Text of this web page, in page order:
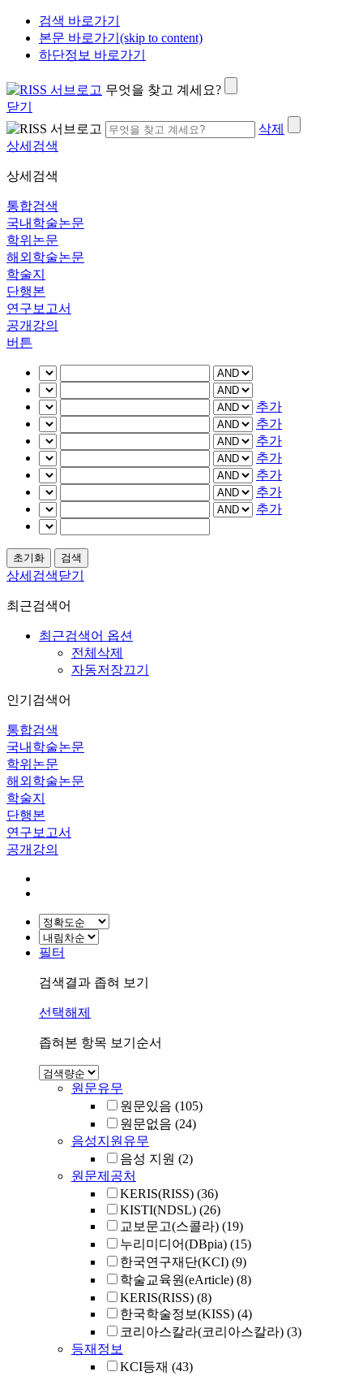
검색 바로가기
본문 바로가기(skip to content)
하단정보 바로가기
무엇을 찾고 계세요?
닫기
삭제
상세검색
상세검색
통합검색
국내학술논문
학위논문
해외학술논문
학술지
단행본
연구보고서
공개강의
버튼
추가
추가
추가
추가
추가
추가
추가
상세검색닫기
최근검색어
최근검색어 옵션
전체삭제
자동저장끄기
인기검색어
통합검색
국내학술논문
학위논문
해외학술논문
학술지
단행본
연구보고서
공개강의
필터
검색결과 좁혀 보기
선택해제
좁혀본 항목 보기순서
원문유무
원문있음 (105)
원문없음 (24)
음성지원유무
음성 지원 (2)
원문제공처
KERIS(RISS) (36)
KISTI(NDSL) (26)
교보문고(스콜라) (19)
누리미디어(DBpia) (15)
한국연구재단(KCI) (9)
학술교육원(eArticle) (8)
KERIS(RISS) (8)
한국학술정보(KISS) (4)
코리아스칼라(코리아스칼라) (3)
등재정보
KCI등재 (43)